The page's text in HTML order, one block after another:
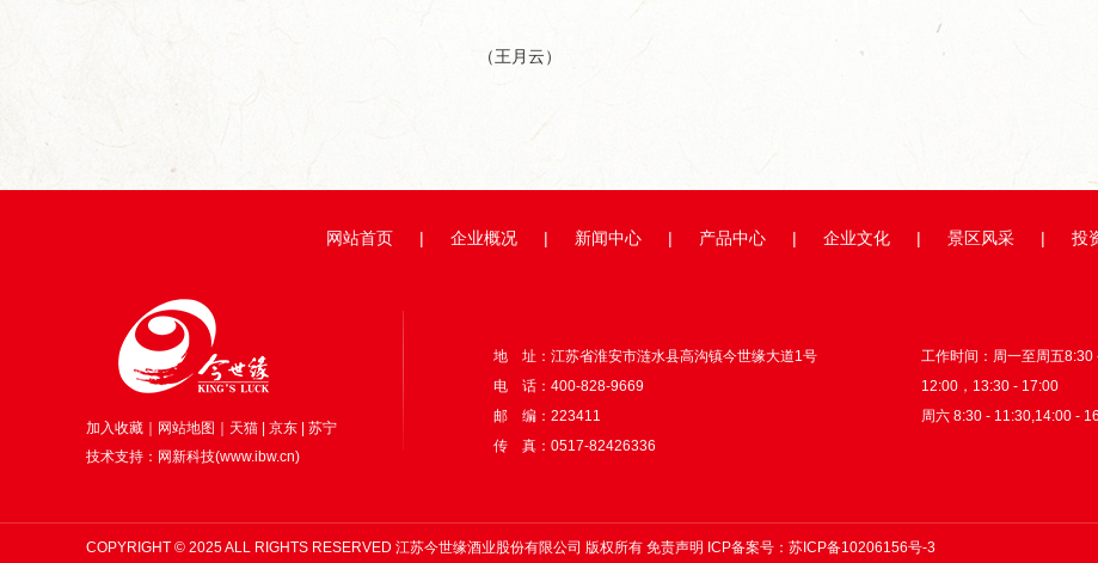
（王月云）
网站首页 | 企业概况 | 新闻中心 | 产品中心 | 企业文化 | 景区风采 | 投
加入收藏 网站地图 天猫 京东
苏宁
技术支持： 网新科技(www.ibw.cn)
地 址：江苏省淮安市涟水县高沟镇今世缘大道1号
工作时间：周一至周五8:30
12:00，13:30 - 17:00
周六 8:30 - 11:30,14:00 -
电 话：400-828-9669
邮 编：223411
传 真：0517-82426336
COPYRIGHT © 2025 ALL RIGHTS RESERVED 江苏今世缘酒业股份有限公司 版权所有 免责声明 ICP备案号： 苏ICP备10206156号-3